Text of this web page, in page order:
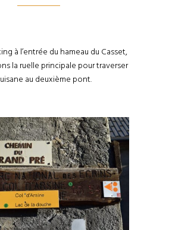
à l’entrée du hameau du Casset,
la ruelle principale pour traverser
au deuxième pont.